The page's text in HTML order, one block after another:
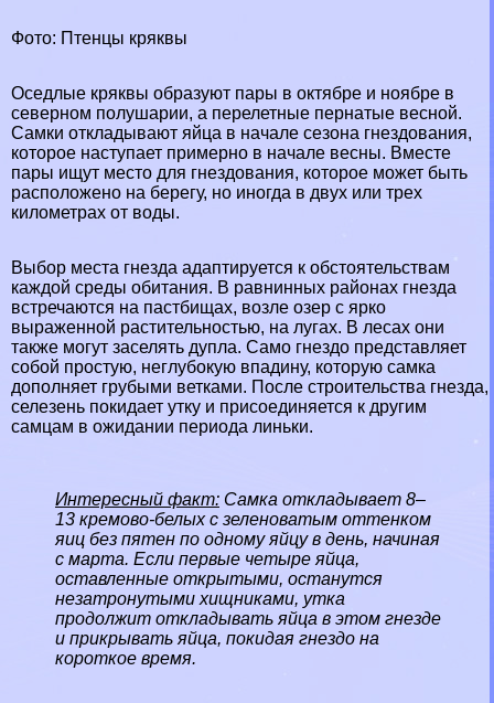
Фото: Птенцы кряквы
Оседлые кряквы образуют пары в октябре и ноябре в
северном полушарии, а перелетные пернатые весной.
Самки откладывают яйца в начале сезона гнездования,
которое наступает примерно в начале весны. Вместе
пары ищут место для гнездования, которое может быть
расположено на берегу, но иногда в двух или трех
километрах от воды.
Выбор места гнезда адаптируется к обстоятельствам
каждой среды обитания. В равнинных районах гнезда
встречаются на пастбищах, возле озер с ярко
выраженной растительностью, на лугах. В лесах они
также могут заселять дупла. Само гнездо представляет
собой простую, неглубокую впадину, которую самка
дополняет грубыми ветками. После строительства гнезда,
селезень покидает утку и присоединяется к другим
самцам в ожидании периода линьки.
Интересный факт: Самка откладывает 8–
13 кремово-белых с зеленоватым оттенком
яиц без пятен по одному яйцу в день, начиная
с марта. Если первые четыре яйца,
оставленные открытыми, останутся
незатронутыми хищниками, утка
продолжит откладывать яйца в этом гнезде
и прикрывать яйца, покидая гнездо на
короткое время.